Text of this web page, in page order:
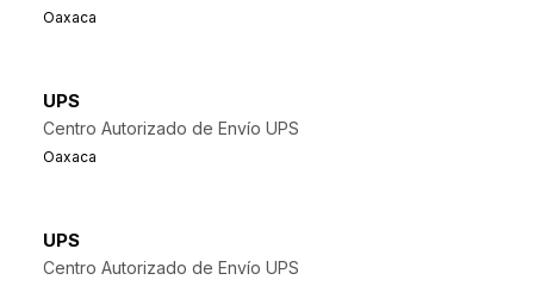
Oaxaca
UPS
Centro Autorizado de Envío UPS
Oaxaca
UPS
Centro Autorizado de Envío UPS